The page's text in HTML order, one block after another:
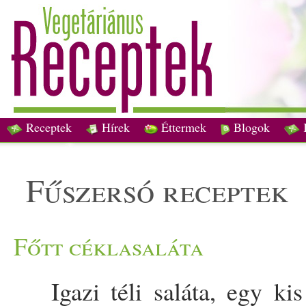
Receptek Hírek Éttermek Blogok
fűszersó receptek
Főtt céklasaláta
Igazi téli saláta, egy